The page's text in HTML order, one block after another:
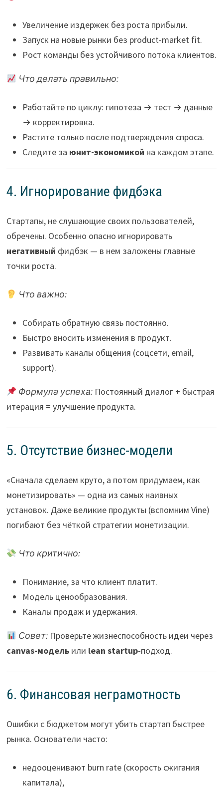
Увеличение издержек без роста прибыли.
Запуск на новые рынки без product-market fit.
Рост команды без устойчивого потока клиентов.
Что делать правильно:
Работайте по циклу: гипотеза → тест → данные
→ корректировка.
Растите только после подтверждения спроса.
Следите за юнит-экономикой на каждом этапе.
4. Игнорирование фидбэка
Стартапы, не слушающие своих пользователей,
обречены. Особенно опасно игнорировать
негативный фидбэк — в нем заложены главные
точки роста.
Что важно:
Собирать обратную связь постоянно.
Быстро вносить изменения в продукт.
Развивать каналы общения (соцсети, email,
support).
Формула успеха: Постоянный диалог + быстрая
итерация = улучшение продукта.
5. Отсутствие бизнес-модели
«Сначала сделаем круто, а потом придумаем, как
монетизировать» — одна из самых наивных
установок. Даже великие продукты (вспомним Vine)
погибают без чёткой стратегии монетизации.
Что критично:
Понимание, за что клиент платит.
Модель ценообразования.
Каналы продаж и удержания.
Совет: Проверьте жизнеспособность идеи через
canvas-модельили lean startup-подход.
6. Финансовая неграмотность
Ошибки с бюджетом могут убить стартап быстрее
рынка. Основатели часто:
недооценивают burn rate (скорость сжигания
капитала),